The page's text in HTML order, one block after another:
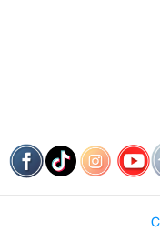
3.7. Nhỏ gọn và thoải
những người làm vlog.